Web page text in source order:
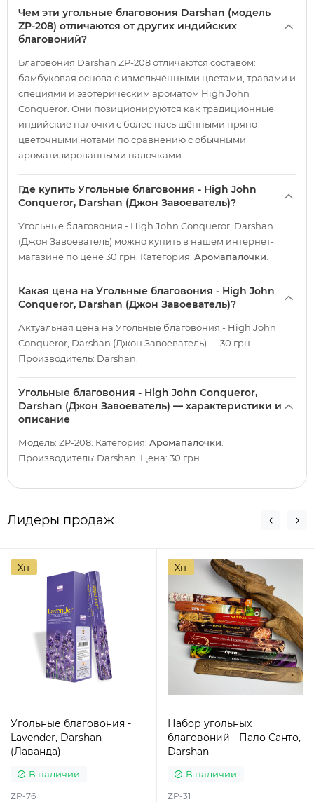
Чем эти угольные благовония Darshan (модель
ZP-208) отличаются от других индийских
благовоний?
Благовония Darshan ZP-208 отличаются составом:
бамбуковая основа с измельчёнными цветами, травами и
специями и эзотерическим ароматом High John
Conqueror. Они позиционируются как традиционные
индийские палочки с более насыщёнными пряно-
цветочными нотами по сравнению с обычными
ароматизированными палочками.
Где купить Угольные благовония - High John
Conqueror, Darshan (Джон Завоеватель)?
Угольные благовония - High John Conqueror, Darshan
(Джон Завоеватель) можно купить в нашем интернет-
магазине по цене 30 грн. Категория: Аромапалочки
Какая цена на Угольные благовония - High John
Conqueror, Darshan (Джон Завоеватель)?
Актуальная цена на Угольные благовония - High John
Conqueror, Darshan (Джон Завоеватель) — 30 грн.
Производитель: Darshan.
Угольные благовония - High John Conqueror,
Darshan (Джон Завоеватель) — характеристики и
описание
Модель: ZP-208. Категория: Аромапалочки
Производитель: Darshan. Цена: 30 грн.
Лидеры продаж
Хіт
Угольные благовония -
Lavender, Darshan
(Лаванда)
В наличии
ZP-76
Хіт
Набор угольных
благовоний - Пало Санто,
Darshan
В наличии
ZP-31